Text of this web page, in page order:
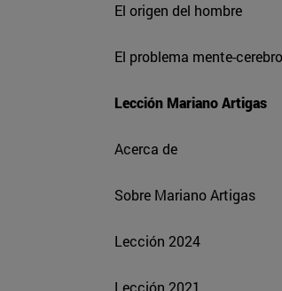
El origen del hombre
El problema mente-cerebro
Lección Mariano Artigas
Acerca de
Sobre Mariano Artigas
Lección 2024
Lección 2021